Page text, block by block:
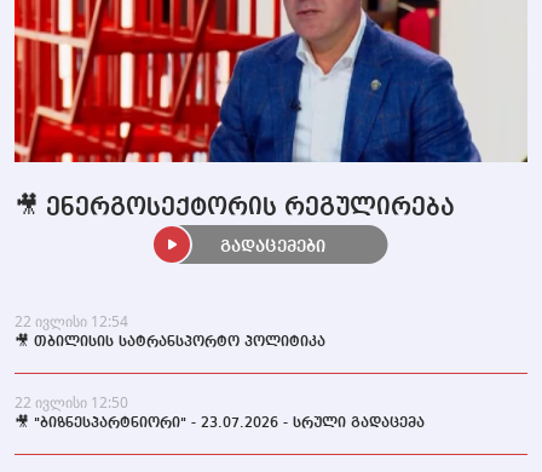
22 ივლისი 12:54
🎥 თბილისის სატრანსპორტო პოლიტიკა
22 ივლისი 12:50
🎥 "ბიზნესპარტნიორი" - 23.07.2026 - სრული გადაცემა
🎥 ენერგოსექტორის რეგულირება
გადაცემები